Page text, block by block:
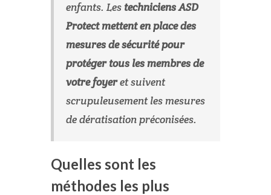
enfants. Les techniciens ASD
Protect mettent en place des
mesures de sécurité pour
protéger tous les membres de
votre foyeret suivent
scrupuleusement les mesures
de dératisation préconisées.
Quelles sont les
méthodes les plus